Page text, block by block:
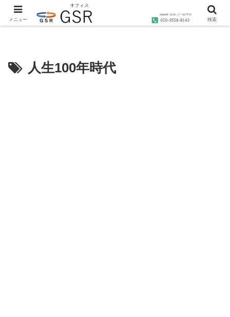
沖縄の社労士・行政書士・1級FP技能士によるコンサルティングならオフィス
人生100年時代
メニュー 検索